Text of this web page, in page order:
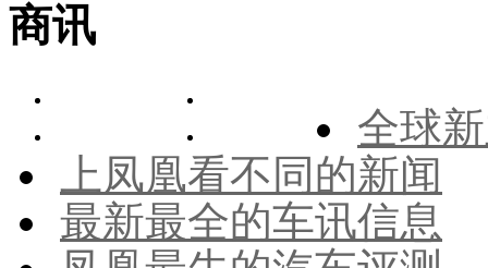
商讯
全球
上凤凰看不同的新闻
最新最全的车讯信息